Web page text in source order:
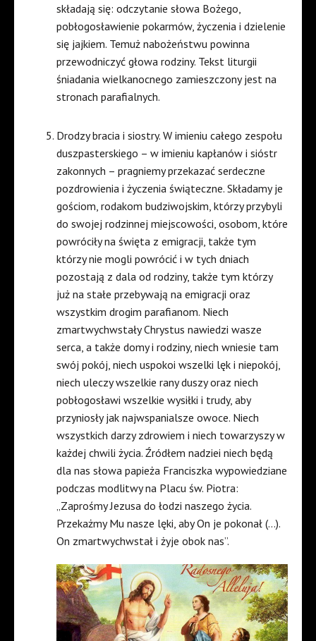
składają się: odczytanie słowa Bożego,
pobłogosławienie pokarmów, życzenia i dzielenie
się jajkiem. Temuż nabożeństwu powinna
przewodniczyć głowa rodziny. Tekst liturgii
śniadania wielkanocnego zamieszczony jest na
stronach parafialnych.
Drodzy bracia i siostry. W imieniu całego zespołu
duszpasterskiego – w imieniu kapłanów i sióstr
zakonnych – pragniemy przekazać serdeczne
pozdrowienia i życzenia świąteczne. Składamy je
gościom, rodakom budziwojskim, którzy przybyli
do swojej rodzinnej miejscowości, osobom, które
powróciły na święta z emigracji, także tym
którzy nie mogli powrócić i w tych dniach
pozostają z dala od rodziny, także tym którzy
już na stałe przebywają na emigracji oraz
wszystkim drogim parafianom. Niech
zmartwychwstały Chrystus nawiedzi wasze
serca, a także domy i rodziny, niech wniesie tam
swój pokój, niech uspokoi wszelki lęk i niepokój,
niech uleczy wszelkie rany duszy oraz niech
pobłogosławi wszelkie wysiłki i trudy, aby
przyniosły jak najwspanialsze owoce. Niech
wszystkich darzy zdrowiem i niech towarzyszy w
każdej chwili życia. Źródłem nadziei niech będą
dla nas słowa papieża Franciszka wypowiedziane
podczas modlitwy na Placu św. Piotra:
„Zaprośmy Jezusa do łodzi naszego życia.
Przekażmy Mu nasze lęki, aby On je pokonał (…).
On zmartwychwstał i żyje obok nas”.